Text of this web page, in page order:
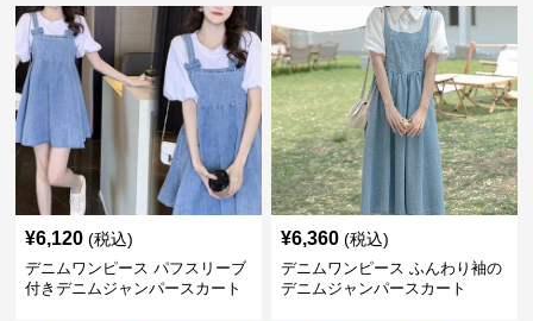
¥6,120 (税込)
デニムワンピース パフスリーブ
付きデニムジャンパースカート
¥6,360 (税込)
デニムワンピース ふんわり袖の
デニムジャンパースカート